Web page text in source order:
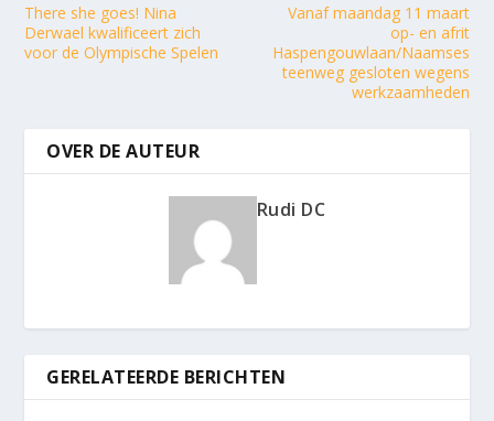
There she goes! Nina
Derwael kwalificeert zich
voor de Olympische Spelen
Vanaf maandag 11 maart
op- en afrit
Haspengouwlaan/Naamses
teenweg gesloten wegens
werkzaamheden
OVER DE AUTEUR
Rudi DC
GERELATEERDE BERICHTEN